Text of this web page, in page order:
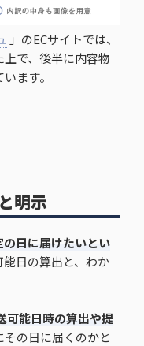
」のECサイトでは、
で、後半に内容物
ます。
明示
日に届けたいとい
日の算出と、わか
可能日時の算出や提
の日に届くのかと